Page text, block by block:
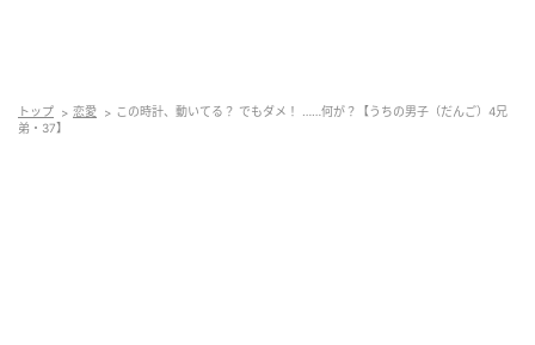
トップ 恋愛
この時計、動いてる？ でもダメ！ ……何が？【うちの男子（だんご）4兄
弟・37】